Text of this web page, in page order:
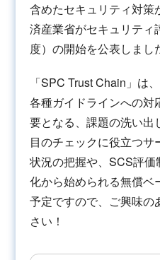
含めたセキュリティ対策
済産業省がセキュリティ
度）の開始を公表しまし
「SPC Trust Chain」は
各種ガイドラインへの
要となる、課題の洗い
目のチェックに役立つ
状況の把握や、SCS評
化から始められる無償ベ
予定ですので、ご興味
さい！